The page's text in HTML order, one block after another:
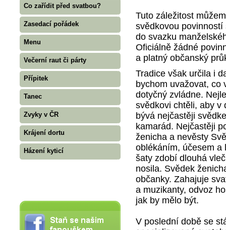
Co zařídit před svatbou?
Zasedací pořádek
Menu
Večerní raut či párty
Přípitek
Tanec
Zvyky v ČR
Krájení dortu
Házení kyticí
Tuto záležitost
svědkovou
do svazku
Oficiálně žádné
a platný občanský
Tradice však určila i
bychom uvažovat, co
dotyčný zvládne.
svědkovi chtěli, aby v
bývá nejčastěji
kamarád. Nejčastěji
ženicha a nevěsty
oblékáním, účesem a
šaty zdobí dlouhá
nosila. Svědek
občanky. Zahajuje
a muzikanty, odvoz
jak by mělo být.
V poslední době se